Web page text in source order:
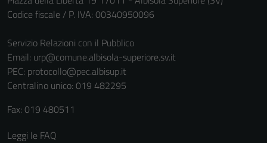
Codice fiscale / P. IVA: 00340950096
Servizio Relazioni con il Pubblico
Email: urp@comune.albisola-superiore.sv.it
PEC: protocollo@pec.albisup.it
Centralino unico: 019 482295
Fax: 019 480511
Leggi le FAQ